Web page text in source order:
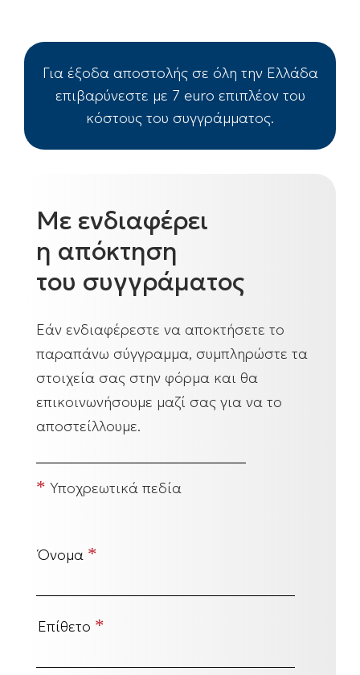
Για έξοδα αποστολής σε όλη την Ελλάδα
επιβαρύνεστε με 7 euro επιπλέον του
κόστους του συγγράμματος.
Με ενδιαφέρει
η απόκτηση
του συγγράματος
Εάν ενδιαφέρεστε να αποκτήσετε το
παραπάνω σύγγραμμα, συμπληρώστε τα
στοιχεία σας στην φόρμα και θα
επικοινωνήσουμε μαζί σας για να το
αποστείλλουμε.
* Υποχρεωτικά πεδία
Όνομα *
Επίθετο *